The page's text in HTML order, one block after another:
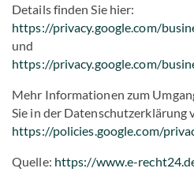
Details finden Sie hier:
https://privacy.google.com/
und
https://privacy.google.com/
Mehr Informationen zum
Sie in der Datenschutzerklärung
https://policies.google.com/
Quelle: https://www.e-